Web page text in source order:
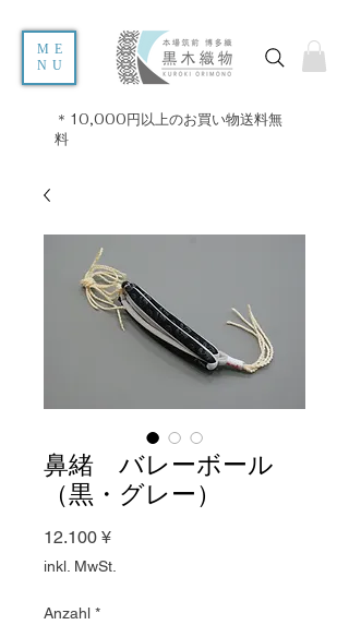
ME
NU
＊10,000円以上のお買い物送料無
料
鼻緒 バレーボール
（黒・グレー）
12.100 ¥Preis
inkl. MwSt.
Anzahl *